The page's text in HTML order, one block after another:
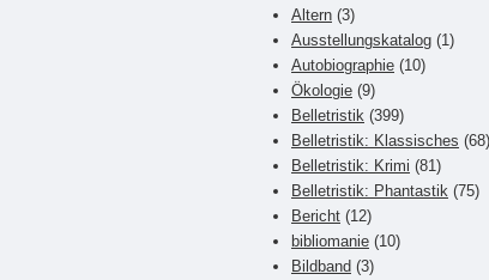
Altern (3)
Ausstellungskatalog (1)
Autobiographie (10)
Ökologie (9)
Belletristik (399)
Belletristik: Klassisches (68)
Belletristik: Krimi (81)
Belletristik: Phantastik (75)
Bericht (12)
bibliomanie (10)
Bildband (3)